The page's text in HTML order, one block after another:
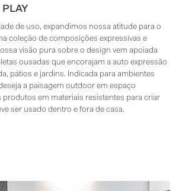
de uso, expandimos nossa atitude para o
coleção de composições expressivas e
visão pura sobre o design vem apoiada
ousadas que encorajam a auto expressão
pátios e jardins. Indicada para ambientes
a paisagem outdoor em espaço
produtos em materiais resistentes para criar
ser usado dentro e fora de casa.